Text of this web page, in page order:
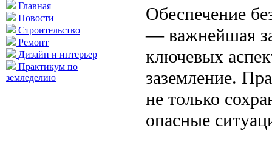
Главная
Новости
Строительство
Ремонт
Дизайн и интерьер
Практикум по
земледелию
Обеспечение
— важнейшая
ключевых
заземление.
не только
опасные